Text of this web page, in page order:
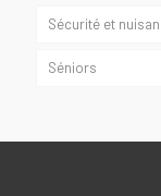
Sécurité et
Séniors